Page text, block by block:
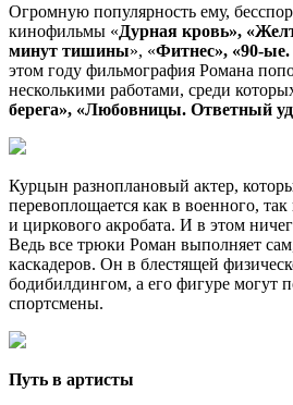
Огромную популярность ему,
кинофильмы «Дурная кровь»,
минут тишины», «Фитнес», «90-
этом году фильмография Романа
несколькими работами, среди
берега», «Любовницы. Ответный
Курцын разноплановый актер,
перевоплощается как в военного, так
и циркового акробата. И в этом
Ведь все трюки Роман выполняет
каскадеров. Он в блестящей
бодибилдингом, а его фигуре могут
спортсмены.
Путь в артисты